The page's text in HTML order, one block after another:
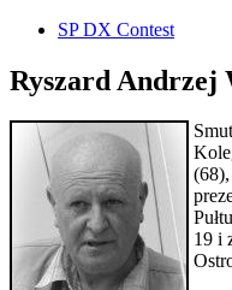
SP DX Contest
Ryszard Andrzej
19 i